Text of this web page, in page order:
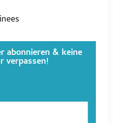
abonnieren & keine
verpassen!